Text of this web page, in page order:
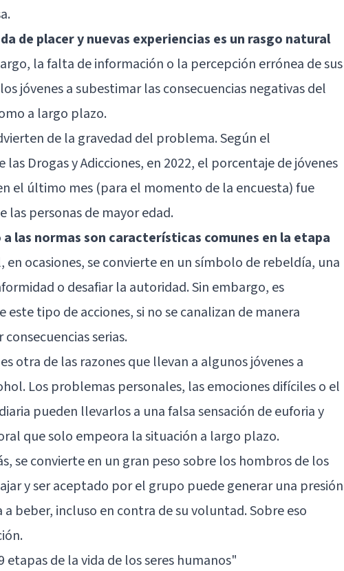
de placer y nuevas experiencias es un rasgo natural
la falta de información o la percepción errónea de sus
jóvenes a subestimar las consecuencias negativas del
a largo plazo.
de la gravedad del problema. Según el
Drogas y Adicciones, en 2022, el porcentaje de jóvenes
el último mes (para el momento de la encuesta) fue
las personas de mayor edad.
las normas son características comunes en la etapa
en ocasiones, se convierte en un símbolo de rebeldía, una
o desafiar la autoridad. Sin embargo, es
tipo de acciones, si no se canalizan de manera
serias.
otra de las razones que llevan a algunos jóvenes a
Los problemas personales, las emociones difíciles o el
pueden llevarlos a una falsa sensación de euforia y
que solo empeora la situación a largo plazo.
se convierte en un gran peso sobre los hombros de los
y ser aceptado por el grupo puede generar una presión
beber, incluso en contra de su voluntad. Sobre eso
etapas de la vida de los seres humanos"